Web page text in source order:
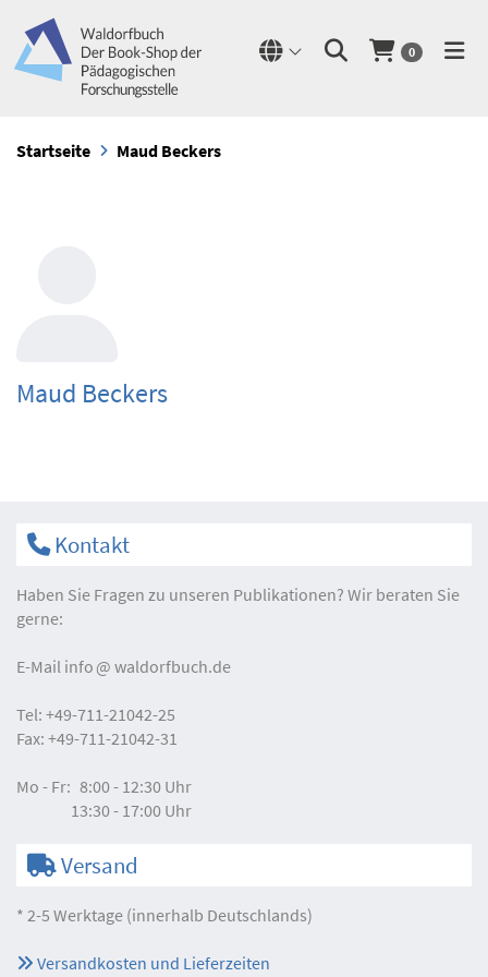
0
Startseite Maud Beckers
Maud Beckers
Kontakt
Haben Sie Fragen zu unseren Publikationen? Wir beraten Sie
gerne:
E-Mail info waldorfbuch.de
Tel: +49-711-21042-25
Fax: +49-711-21042-31
Mo - Fr: 8:00 - 12:30 Uhr
13:30 - 17:00 Uhr
Versand
* 2-5 Werktage (innerhalb Deutschlands)
Versandkosten und Lieferzeiten